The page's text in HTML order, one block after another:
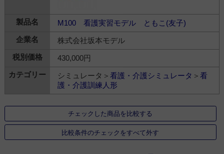
M100 看護実習モデル ともこ(友子)
株式会社坂本モデル
430,000円
シミュレータ＞ 看護・介護シミュレータ ＞ 看
護・介護訓練人形
チェックした商品を比較する
比較条件のチェックをすべて外す